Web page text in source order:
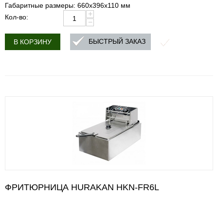
Габаритные размеры: 660x396x110 мм
Кол-во:
+
−
В КОРЗИНУ БЫСТРЫЙ ЗАКАЗ
ФРИТЮРНИЦА HURAKAN HKN-FR6L